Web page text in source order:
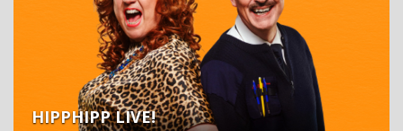
HIPPHIPP LIVE!